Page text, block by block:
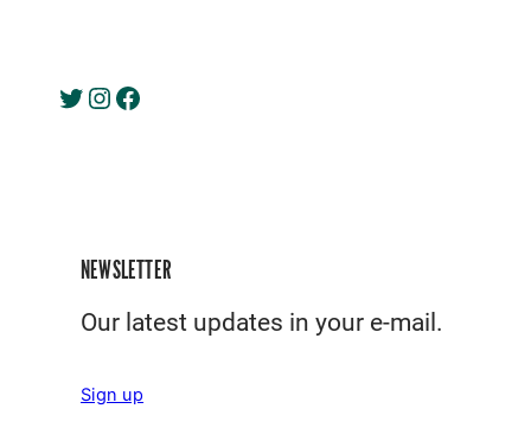
Twitter Instagram Facebook
NEWSLETTER
Our latest updates in your e-mail.
Sign up